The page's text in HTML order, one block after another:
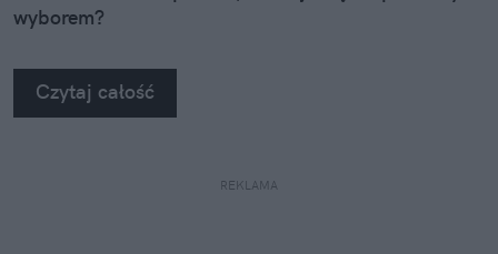
wyborem?
Czytaj całość
REKLAMA